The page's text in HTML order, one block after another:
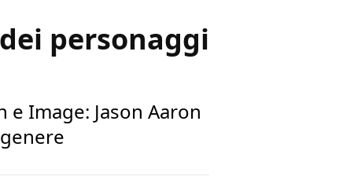
personaggi
Image: Jason Aaron